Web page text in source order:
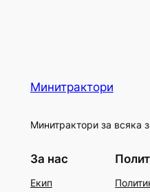
Минитрактори
Минитрактори за всяка
За нас
Екип